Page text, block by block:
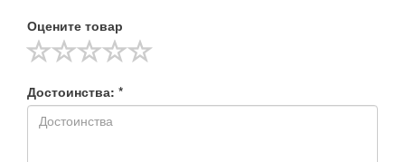
Оцените товар
Достоинства: *